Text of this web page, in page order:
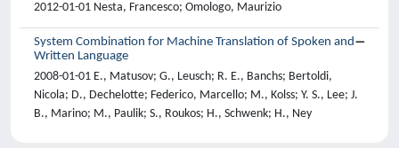
2012-01-01 Nesta, Francesco; Omologo, Maurizio
System Combination for Machine Translation of Spoken and
Written Language
2008-01-01 E., Matusov; G., Leusch; R. E., Banchs; Bertoldi,
Nicola; D., Dechelotte; Federico, Marcello; M., Kolss; Y. S., Lee; J.
B., Marino; M., Paulik; S., Roukos; H., Schwenk; H., Ney